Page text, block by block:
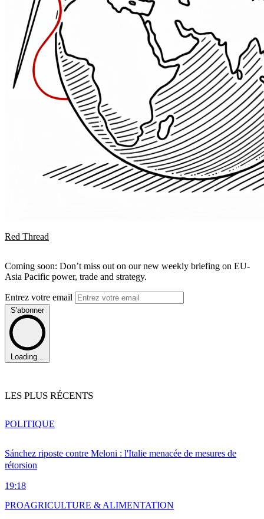
Red Thread
Coming soon: Don’t miss out on our new weekly briefing on EU-
Asia Pacific power, trade and strategy.
Entrez votre email
S'abonner
Loading...
LES PLUS RÉCENTS
Sánchez riposte contre Meloni : l'Italie menacée de mesures de
rétorsion
19:18
POLITIQUE
PROAGRICULTURE & ALIMENTATION